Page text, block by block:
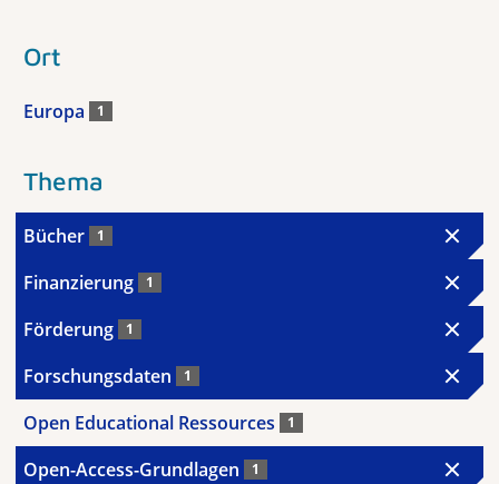
Ort
Europa 1
Thema
Bücher 1
Finanzierung 1
Förderung 1
Forschungsdaten 1
Open Educational Ressources 1
Open-Access-Grundlagen 1